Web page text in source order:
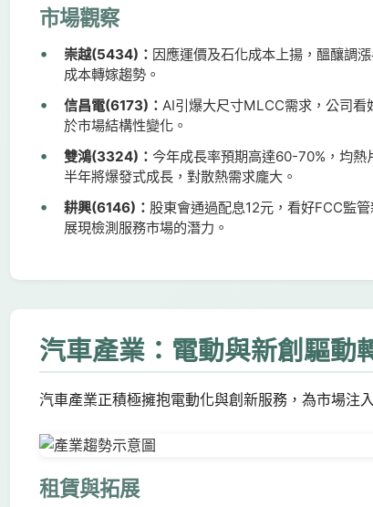
市場觀察
崇越(5434)： 因應運價及石化成本上揚，醞釀調
成本轉嫁趨勢。
信昌電(6173)：AI引爆大尺寸MLCC需求，公司看
於市場結構性變化。
雙鴻(3324)：今年成長率預期高達60-70%，均熱
半年將爆發式成長，對散熱需求龐大。
耕興(6146)： 股東會通過配息12元，看好FCC監
展現檢測服務市場的潛力。
汽車產業：電動與新創驅動
汽車產業正積極擁抱電動化與創新服務，為市場注
租賃與拓展